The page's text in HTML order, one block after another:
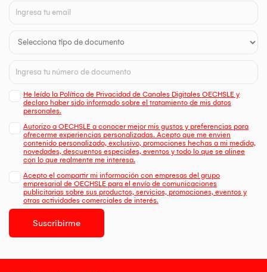
He leído la Política de Privacidad de Canales Digitales OECHSLE y
declaro haber sido informado sobre el tratamiento de mis datos
personales.
Autorizo a OECHSLE a conocer mejor mis gustos y preferencias para
ofrecerme experiencias personalizadas. Acepto que me envien
contenido personalizado, exclusivo, promociones hechas a mi medida,
novedades, descuentos especiales, eventos y todo lo que se alinee
con lo que realmente me interesa.
Acepto el compartir mi información con empresas del grupo
empresarial de OECHSLE para el envío de comunicaciones
publicitarias sobre sus productos, servicios, promociones, eventos y
otras actividades comerciales de interés.
Suscribirme